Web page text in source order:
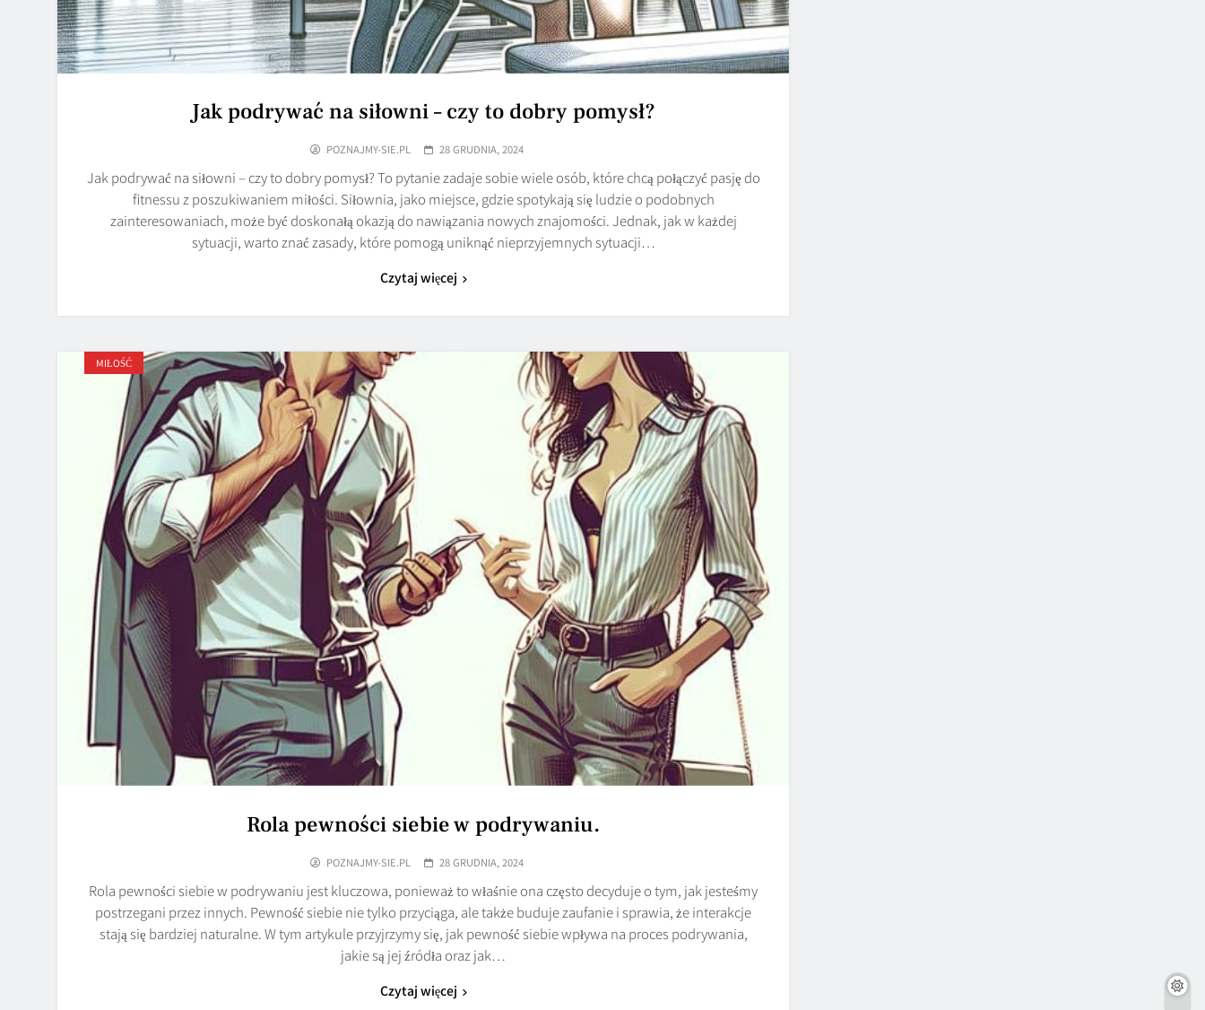
Jak podrywać na siłowni – czy to dobry pomysł?
POZNAJMY-SIE.PL 28 GRUDNIA, 2024
Jak podrywać na siłowni – czy to dobry pomysł? To pytanie zadaje sobie wiele osób, które chcą połączyć pasję do
fitnessu z poszukiwaniem miłości. Siłownia, jako miejsce, gdzie spotykają się ludzie o podobnych
zainteresowaniach, może być doskonałą okazją do nawiązania nowych znajomości. Jednak, jak w każdej
sytuacji, warto znać zasady, które pomogą uniknąć nieprzyjemnych sytuacji…
Czytaj więcej
MIŁOŚĆ
Rola pewności siebie w podrywaniu.
POZNAJMY-SIE.PL 28 GRUDNIA, 2024
Rola pewności siebie w podrywaniu jest kluczowa, ponieważ to właśnie ona często decyduje o tym, jak jesteśmy
postrzegani przez innych. Pewność siebie nie tylko przyciąga, ale także buduje zaufanie i sprawia, że interakcje
stają się bardziej naturalne. W tym artykule przyjrzymy się, jak pewność siebie wpływa na proces podrywania,
jakie są jej źródła oraz jak…
Czytaj więcej